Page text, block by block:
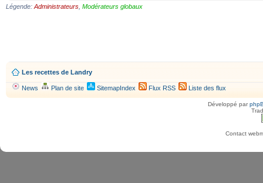
Légende: Administrateurs Modérateurs globaux
Les recettes de Landry
News Plan de site SitemapIndex Flux RSS Liste des flux
Développé par
Contact